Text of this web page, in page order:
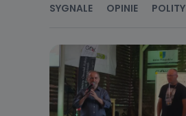
SYGNALE
OPINIE